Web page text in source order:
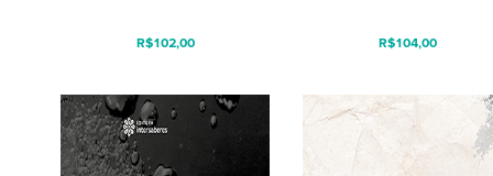
R$102,00 R$104,00